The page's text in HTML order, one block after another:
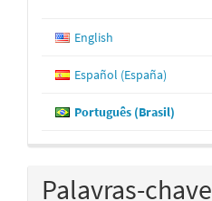
English
Español (España)
Português (Brasil)
Palavras-chave